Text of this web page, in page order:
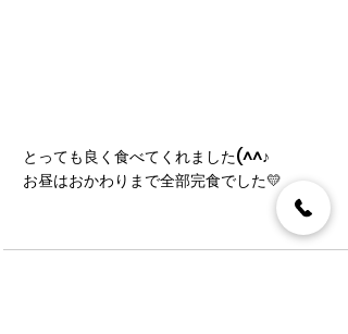
とっても良く食べてくれました(^^♪
お昼はおかわりまで全部完食でした💛